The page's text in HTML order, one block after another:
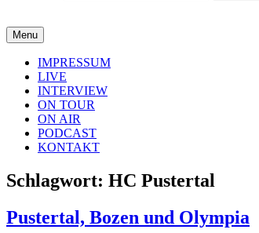
Menu
IMPRESSUM
LIVE
INTERVIEW
ON TOUR
ON AIR
PODCAST
KONTAKT
Schlagwort: HC Pustertal
Pustertal, Bozen und Olympia